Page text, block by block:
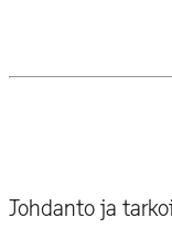
Johdanto ja